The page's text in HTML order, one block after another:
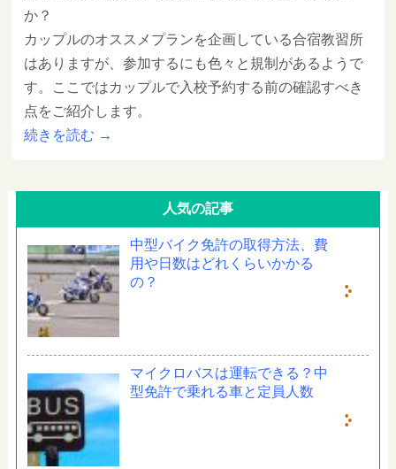
か？
カップルのオススメプランを企画している合宿教習所
はありますが、参加するにも色々と規制があるようで
す。ここではカップルで入校予約する前の確認すべき
点をご紹介します。
続きを読む →
人気の記事
中型バイク免許の取得方法、費
用や日数はどれくらいかかる
の？
マイクロバスは運転できる？中
型免許で乗れる車と定員人数